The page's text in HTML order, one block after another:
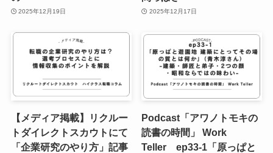
2025年12月19日 2025年12月17日
【メディア掲載】リクルー
トダイレクトスカウトにて
「企業研究のやり方」記事
Podcast「アワノトモキの
読書の時間」 Work
Teller ep33-1「原っぱと